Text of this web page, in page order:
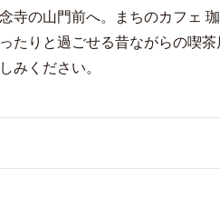
寺の山門前へ。まちのカフェ
たりと過ごせる昔ながらの喫
みください。